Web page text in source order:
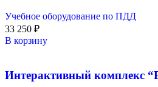
Учебное оборудование по ПДД
33 250 ₽
В корзину
Интерактивный комплекс